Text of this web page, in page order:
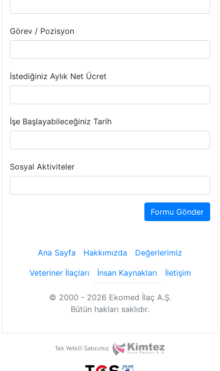
Görev / Pozisyon
İstediğiniz Aylık Net Ücret
İşe Başlayabileceğiniz Tarih
Sosyal Aktiviteler
Formu Gönder
Ana Sayfa Hakkımızda Değerlerimiz
Veteriner İlaçları İnsan Kaynakları İletişim
© 2000 - 2026 Ekomed İlaç A.Ş.
Bütün hakları saklıdır.